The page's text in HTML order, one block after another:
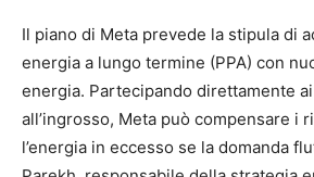
Il piano di Meta prevede la stipula di
energia a lungo termine (PPA) con
energia. Partecipando direttamente
all’ingrosso, Meta può compensare i
l’energia in eccesso se la domanda